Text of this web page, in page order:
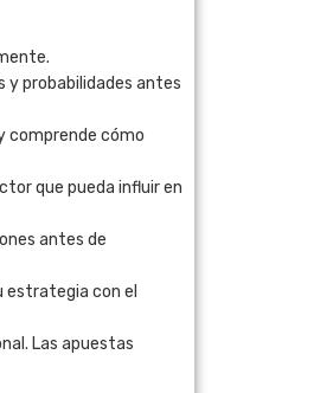
y probabilidades antes
comprende cómo
que pueda influir en
antes de
con el
Las apuestas